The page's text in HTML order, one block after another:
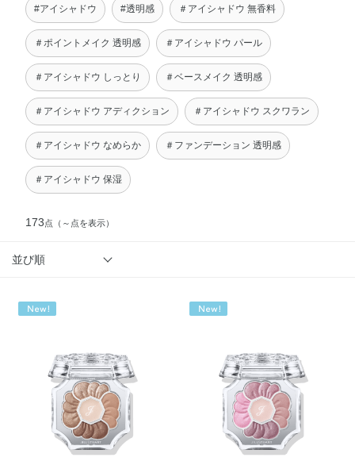
#アイシャドウ #透明感 ＃アイシャドウ 無香料
＃ポイントメイク 透明感 ＃アイシャドウ パール
＃アイシャドウ しっとり ＃ベースメイク 透明感
＃アイシャドウ アディクション ＃アイシャドウ スクワラン
＃アイシャドウ なめらか ＃ファンデーション 透明感
＃アイシャドウ 保湿
173点 （～点を表示）
並び順